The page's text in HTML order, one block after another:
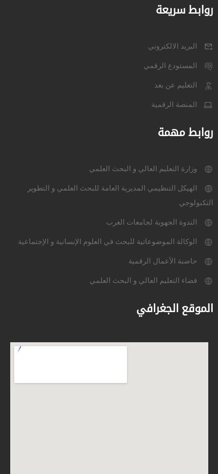
روابط سريعة
البريد الالكتروني
المستودع الرقمي
التعليم عن بعد
المنصة الرقمية
روابط مهمة
وزارة التعليم العالي و البحث العلمي
الهيكل التنظيمي المديرية العامة للبحث العلمي و التطوير
التكنولوجي
الندوة الجهوية لجامعات الغرب
الوكالة الموضوعاتية للبحث في العلوم الإنسانية و الإجتماعية
حاضنة الأعمال الرقمية
فضاء التعليم العالي و البحث العلمي
الموقع الجغرافي